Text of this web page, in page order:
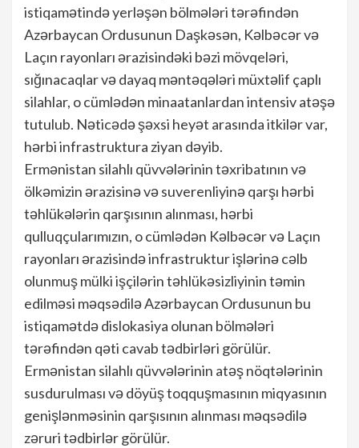
istiqamətində yerləşən bölmələri tərəfindən
Azərbaycan Ordusunun Daşkəsən, Kəlbəcər və
Laçın rayonları ərazisindəki bəzi mövqeləri,
sığınacaqlar və dayaq məntəqələri müxtəlif çaplı
silahlar, o cümlədən minaatanlardan intensiv atəşə
tutulub. Nəticədə şəxsi heyət arasında itkilər var,
hərbi infrastruktura ziyan dəyib.
Ermənistan silahlı qüvvələrinin təxribatının və
ölkəmizin ərazisinə və suverenliyinə qarşı hərbi
təhlükələrin qarşısının alınması, hərbi
qulluqçularımızın, o cümlədən Kəlbəcər və Laçın
rayonları ərazisində infrastruktur işlərinə cəlb
olunmuş mülki işçilərin təhlükəsizliyinin təmin
edilməsi məqsədilə Azərbaycan Ordusunun bu
istiqamətdə dislokasiya olunan bölmələri
tərəfindən qəti cavab tədbirləri görülür.
Ermənistan silahlı qüvvələrinin atəş nöqtələrinin
susdurulması və döyüş toqquşmasının miqyasının
genişlənməsinin qarşısının alınması məqsədilə
zəruri tədbirlər görülür.